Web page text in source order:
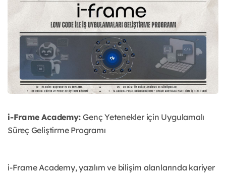
i-Frame Academy:Genç Yetenekler için Uygulamalı
Süreç Geliştirme Programı
i-Frame Academy, yazılım ve bilişim alanlarında kariyer